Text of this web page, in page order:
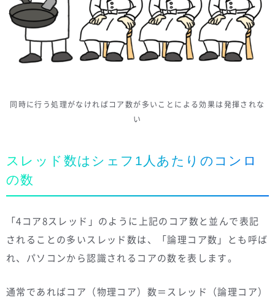
同時に行う処理がなければコア数が多いことによる効果は発揮されな
い
スレッド数はシェフ1人あたりのコンロ
の数
「4コア8スレッド」のように上記のコア数と並んで表記
されることの多いスレッド数は、「論理コア数」とも呼ば
れ、パソコンから認識されるコアの数を表します。
通常であればコア（物理コア）数＝スレッド（論理コア）